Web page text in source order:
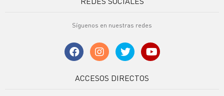
Síguenos en nuestras redes
ACCESOS DIRECTOS